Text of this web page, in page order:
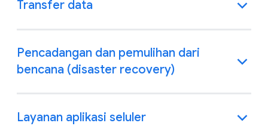
Transfer data
Pencadangan dan pemulihan dari
bencana (disaster recovery)
Layanan aplikasi seluler